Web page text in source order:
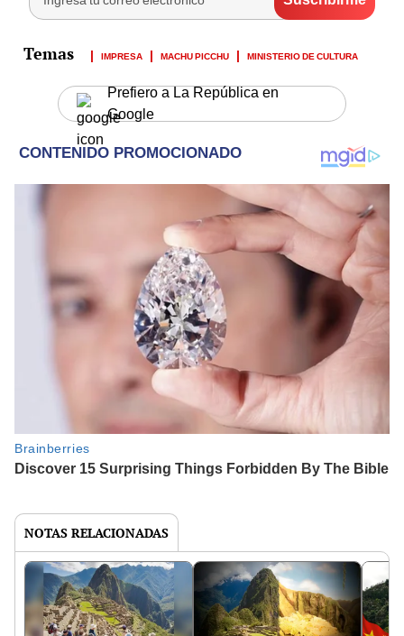
IMPRESA MACHU PICCHU MINISTERIO DE CULTURA
Prefiero a La República en
Google
NOTAS RELACIONADAS